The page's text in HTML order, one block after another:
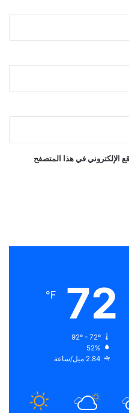
الإلكتروني في هذا المتصفح
72
℉
92º - 72º
52%
2.84 ميل/ساعة